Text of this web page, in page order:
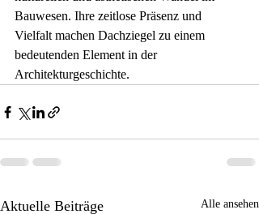
Bauwesen. Ihre zeitlose Präsenz und
Vielfalt machen Dachziegel zu einem
bedeutenden Element in der
Architekturgeschichte.
Aktuelle Beiträge Alle ansehen